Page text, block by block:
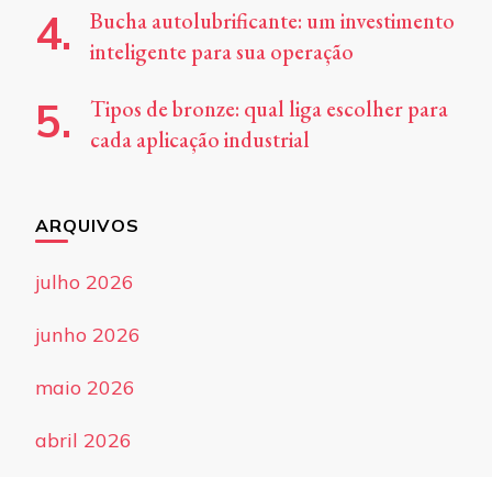
Bucha autolubrificante: um investimento
inteligente para sua operação
Tipos de bronze: qual liga escolher para
cada aplicação industrial
ARQUIVOS
julho 2026
junho 2026
maio 2026
abril 2026